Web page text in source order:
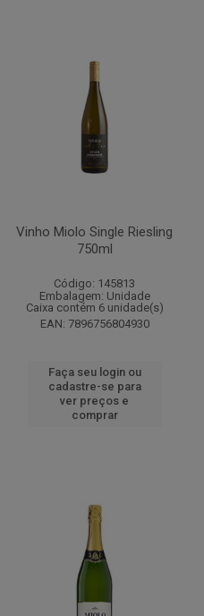
Vinho Miolo Single Riesling
750ml
Código: 145813
Embalagem: Unidade
Caixa contém 6 unidade(s)
EAN: 7896756804930
Faça seu login ou
cadastre-se para
ver preços e
comprar